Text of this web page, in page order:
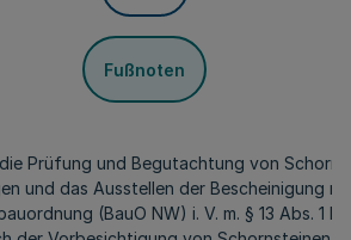
Fußnoten
Prüfung und Begutachtung von
und das Ausstellen der Bescheinigung
(BauO NW) i. V. m. § 13 Abs. 1